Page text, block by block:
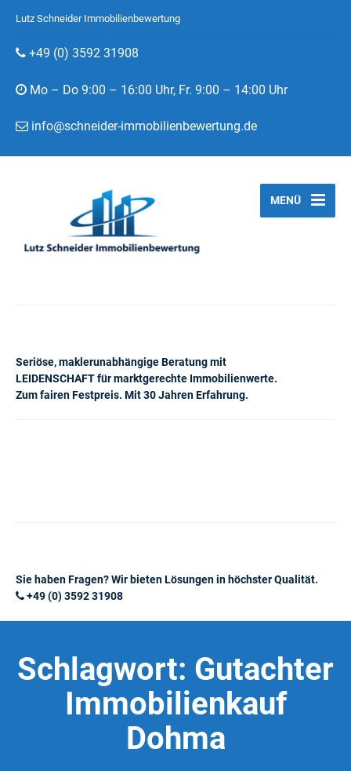
Lutz Schneider Immobilienbewertung
+49 (0) 3592 31908
Mo – Do 9:00 – 16:00 Uhr, Fr. 9:00 – 14:00 Uhr
info@schneider-immobilienbewertung.de
Seriöse, maklerunabhängige Beratung mit
LEIDENSCHAFT für marktgerechte Immobilienwerte.
Zum fairen Festpreis. Mit 30 Jahren Erfahrung.
MENÜ
Sie haben Fragen? Wir bieten Lösungen in höchster Qualität.
+49 (0) 3592 31908
Schlagwort: Gutachter
Immobilienkauf
Dohma